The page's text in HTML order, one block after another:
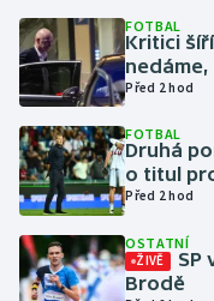
Krasobruslení
Lezení
Lyže a snowboard
Moderní pětiboj
Motorsport
FOTBAL
Kritici
nedáme,
Před 2 hod
FOTBAL
Druhá
o titul
Před 2 hod
OSTATNÍ
ŽIVĚ
SP
Brodě